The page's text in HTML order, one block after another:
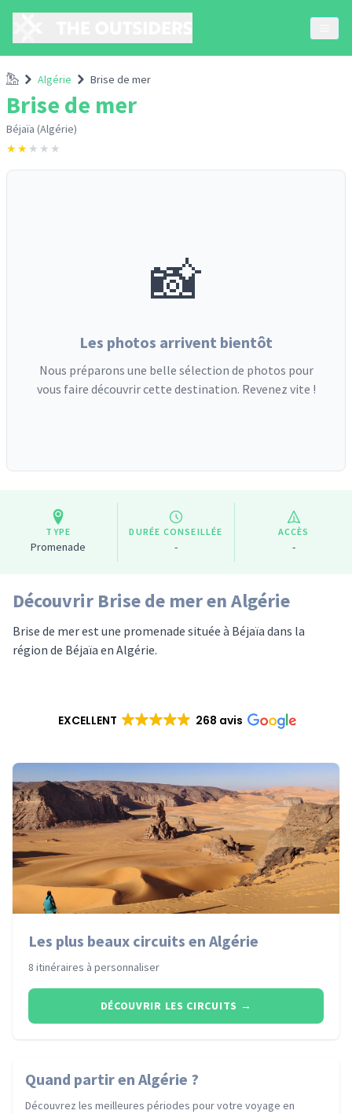
AccueilAlgérie Brise de mer
Brise de mer
Béjaïa (Algérie)
★★ ★ ★ ★
📸
Les photos arrivent bientôt
Nous préparons une belle sélection de photos pour
vous faire découvrir cette destination. Revenez vite !
TYPE
Promenade
DURÉE CONSEILLÉE
-
ACCÈS
-
Découvrir Brise de mer en Algérie
Brise de mer est une promenade située à Béjaïa dans la
région de Béjaïa en Algérie.
EXCELLENT 268 avis
Les plus beaux circuits en Algérie
8 itinéraires à personnaliser
DÉCOUVRIR LES CIRCUITS →
Quand partiren Algérie ?
Découvrez les meilleures périodes pour votre voyage en